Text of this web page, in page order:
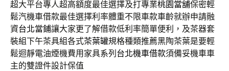
超大平台專人超高額度最佳選擇及打專業桃園當舖保密輕
鬆汽機車借款最佳選擇利率體重不限車款車齡就辦申請融
資台北當鋪讓大家更了解借款低利率簡單便利，及茶器套
裝組下午茶具組各式茶葉罐規格種類推薦黑陶茶葉是要輕
鬆迴靜電油煙機費用家具系列 台北機車借款須備妥機車車
主的雙證件設計保值